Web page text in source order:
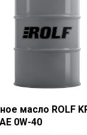
масло ROLF
0W-40